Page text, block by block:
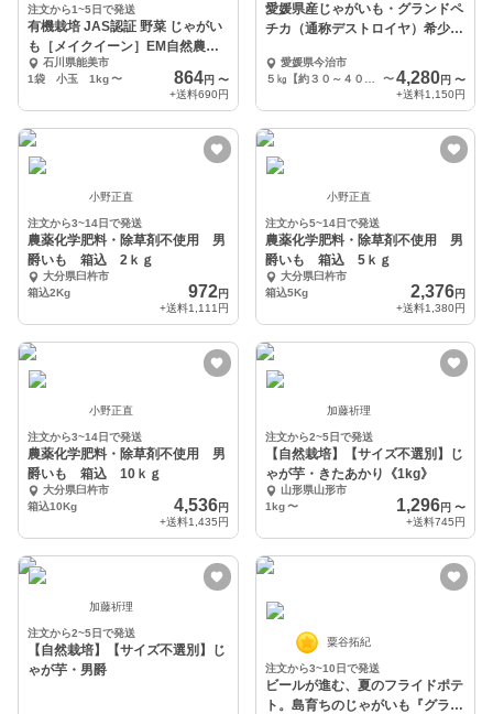
注文から1~5日で発送
有機栽培 JAS認証 野菜 じゃがい
も［メイクイーン］EM自然農法
オーガニック
石川県能美市
1袋 小玉 1kg〜 864円 〜
+送料690円
愛媛県産じゃがいも・グランドペ
チカ（通称デストロイヤ）希少品
愛媛県今治市
〜4,280円 〜
+送料1,150円
小野正直
注文から3~14日で発送
農薬化学肥料・除草剤不使用 男
爵いも 箱込 2ｋｇ
大分県臼杵市
箱込2Kg
972円
+送料1,111円
小野正直
注文から5~14日で発送
農薬化学肥料・除草剤不使用 男
爵いも 箱込 5ｋｇ
大分県臼杵市
箱込5Kg
2,376円
+送料1,380円
小野正直
注文から3~14日で発送
農薬化学肥料・除草剤不使用 男
爵いも 箱込 10ｋｇ
大分県臼杵市
箱込10Kg
4,536円
+送料1,435円
加藤祈理
注文から2~5日で発送
【自然栽培】【サイズ不選別】じ
ゃが芋・きたあかり《1kg》
山形県山形市
1kg 〜 1,296円 〜
+送料745円
加藤祈理
注文から2~5日で発送
【自然栽培】【サイズ不選別】じ
ゃが芋・男爵
粟谷拓紀
注文から3~10日で発送
ビールが進む、夏のフライドポテ
ト。島育ちのじゃがいも『グラウ